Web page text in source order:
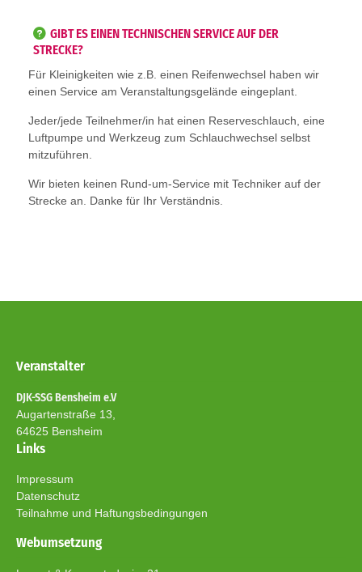
GIBT ES EINEN TECHNISCHEN SERVICE AUF DER
STRECKE?
Für Kleinigkeiten wie z.B. einen Reifenwechsel haben wir
einen Service am Veranstaltungsgelände eingeplant.
Jeder/jede Teilnehmer/in hat einen Reserveschlauch, eine
Luftpumpe und Werkzeug zum Schlauchwechsel selbst
mitzuführen.
Wir bieten keinen Rund-um-Service mit Techniker auf der
Strecke an. Danke für Ihr Verständnis.
Veranstalter
DJK-SSG Bensheim e.V
Augartenstraße 13,
64625 Bensheim
Links
Impressum
Datenschutz
Teilnahme und Haftungsbedingungen
Webumsetzung